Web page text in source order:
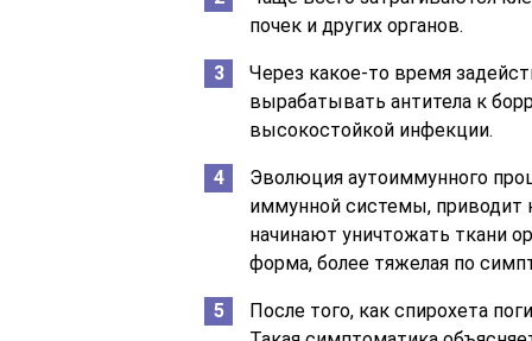
почек и других органов.
Через какое-то время
вырабатывать антитела к
высокостойкой инфекции.
Эволюция аутоиммунного
иммунной системы, приводит
начинают уничтожать ткани
форма, более тяжелая по
После того, как спирохета